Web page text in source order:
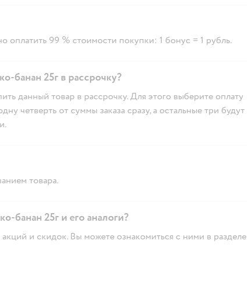
оплатить 99 % стоимости покупки: 1 бонус = 1 рубль.
банан 25г в рассрочку?
данный товар в рассрочку. Для этого выберите оплату
четверть от суммы заказа сразу, а остальные три будут
товара.
банан 25г и его аналоги?
и скидок. Вы можете ознакомиться с ними в разделе